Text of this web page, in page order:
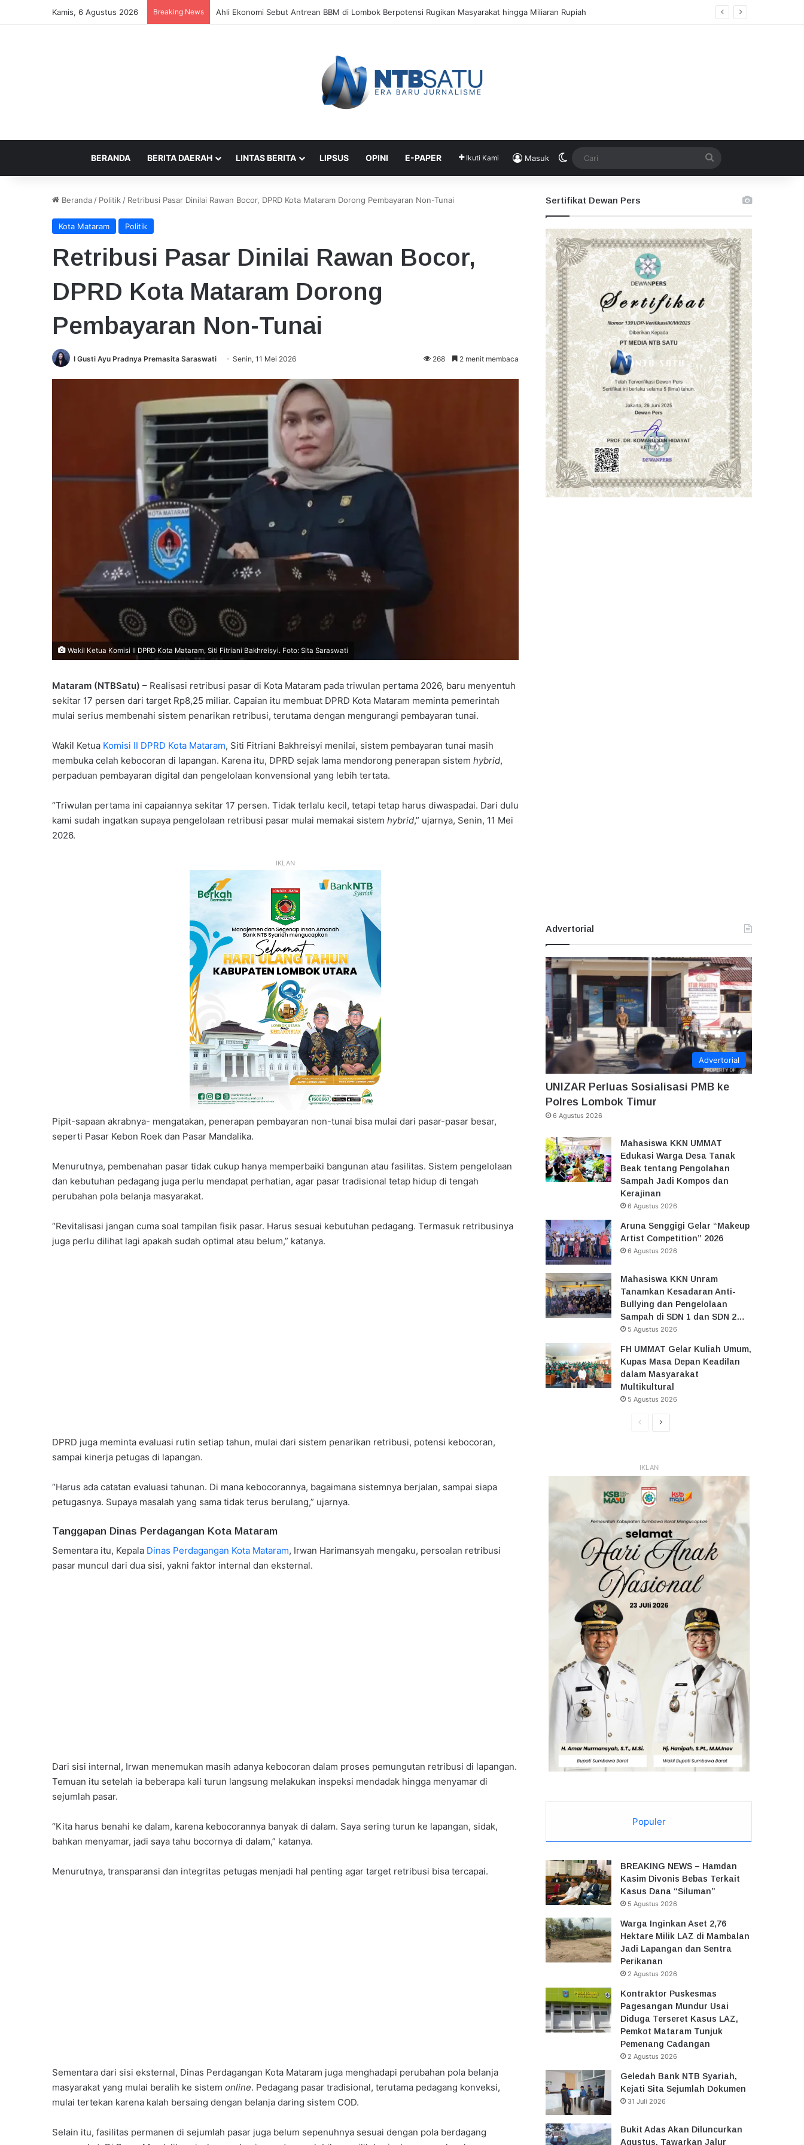
Kamis, 6 Agustus 2026 Breaking News Pemkot Bima Perketat Pengawasan Proyek Gedung Rawat Inap RSUD
BERANDA BERITA DAERAH LINTAS BERITA LIPSUS OPINI E-PAPER Ikuti Kami Masuk Switch skin
Beranda / Politik / Retribusi Pasar Dinilai Rawan Bocor, DPRD Kota Mataram Dorong Pembayaran Non-Tunai
Kota Mataram Politik
Retribusi Pasar Dinilai Rawan Bocor,
DPRD Kota Mataram Dorong
Pembayaran Non-Tunai
I Gusti Ayu Pradnya Premasita Saraswati Senin, 11 Mei 2026 268 2 menit membaca
Wakil Ketua Komisi II DPRD Kota Mataram, Siti Fitriani Bakhreisyi. Foto: Sita Saraswati
Mataram (NTBSatu) – Realisasi retribusi pasar di Kota Mataram pada triwulan pertama 2026, baru menyentuh
sekitar 17 persen dari target Rp8,25 miliar. Capaian itu membuat DPRD Kota Mataram meminta pemerintah
mulai serius membenahi sistem penarikan retribusi, terutama dengan mengurangi pembayaran tunai.
Wakil Ketua Komisi II DPRD Kota Mataram, Siti Fitriani Bakhreisyi menilai, sistem pembayaran tunai masih
membuka celah kebocoran di lapangan. Karena itu, DPRD sejak lama mendorong penerapan sistem hybrid,
perpaduan pembayaran digital dan pengelolaan konvensional yang lebih tertata.
“Triwulan pertama ini capaiannya sekitar 17 persen. Tidak terlalu kecil, tetapi tetap harus diwaspadai. Dari dulu
kami sudah ingatkan supaya pengelolaan retribusi pasar mulai memakai sistem hybrid,” ujarnya, Senin, 11 Mei
2026.
IKLAN
Pipit-sapaan akrabnya- mengatakan, penerapan pembayaran non-tunai bisa mulai dari pasar-pasar besar,
seperti Pasar Kebon Roek dan Pasar Mandalika.
Menurutnya, pembenahan pasar tidak cukup hanya memperbaiki bangunan atau fasilitas. Sistem pengelolaan
dan kebutuhan pedagang juga perlu mendapat perhatian, agar pasar tradisional tetap hidup di tengah
perubahan pola belanja masyarakat.
“Revitalisasi jangan cuma soal tampilan fisik pasar. Harus sesuai kebutuhan pedagang. Termasuk retribusinya
juga perlu dilihat lagi apakah sudah optimal atau belum,” katanya.
DPRD juga meminta evaluasi rutin setiap tahun, mulai dari sistem penarikan retribusi, potensi kebocoran,
sampai kinerja petugas di lapangan.
“Harus ada catatan evaluasi tahunan. Di mana kebocorannya, bagaimana sistemnya berjalan, sampai siapa
petugasnya. Supaya masalah yang sama tidak terus berulang,” ujarnya.
Tanggapan Dinas Perdagangan Kota Mataram
Sementara itu, Kepala Dinas Perdagangan Kota Mataram, Irwan Harimansyah mengaku, persoalan retribusi
pasar muncul dari dua sisi, yakni faktor internal dan eksternal.
Dari sisi internal, Irwan menemukan masih adanya kebocoran dalam proses pemungutan retribusi di lapangan.
Temuan itu setelah ia beberapa kali turun langsung melakukan inspeksi mendadak hingga menyamar di
sejumlah pasar.
“Kita harus benahi ke dalam, karena kebocorannya banyak di dalam. Saya sering turun ke lapangan, sidak,
bahkan menyamar, jadi saya tahu bocornya di dalam,” katanya.
Menurutnya, transparansi dan integritas petugas menjadi hal penting agar target retribusi bisa tercapai.
Sementara dari sisi eksternal, Dinas Perdagangan Kota Mataram juga menghadapi perubahan pola belanja
masyarakat yang mulai beralih ke sistem online. Pedagang pasar tradisional, terutama pedagang konveksi,
mulai tertekan karena kalah bersaing dengan belanja daring sistem COD.
Selain itu, fasilitas permanen di sejumlah pasar juga belum sepenuhnya sesuai dengan pola berdagang
Sertifikat Dewan Pers
Advertorial
Advertorial
UNIZAR Perluas Sosialisasi PMB ke
Polres Lombok Timur
6 Agustus 2026
Mahasiswa KKN UMMAT
Edukasi Warga Desa Tanak
Beak tentang Pengolahan
Sampah Jadi Kompos dan
Kerajinan
6 Agustus 2026
Aruna Senggigi Gelar “Makeup
Artist Competition” 2026
6 Agustus 2026
Mahasiswa KKN Unram
Tanamkan Kesadaran Anti-
Bullying dan Pengelolaan
Sampah di SDN 1 dan SDN 2…
5 Agustus 2026
FH UMMAT Gelar Kuliah Umum,
Kupas Masa Depan Keadilan
dalam Masyarakat
Multikultural
5 Agustus 2026
HalamanHalaman
IKLAN
Populer
BREAKING NEWS – Hamdan
Kasim Divonis Bebas Terkait
Kasus Dana “Siluman”
5 Agustus 2026
Warga Inginkan Aset 2,76
Hektare Milik LAZ di Mambalan
Jadi Lapangan dan Sentra
Perikanan
2 Agustus 2026
Kontraktor Puskesmas
Pagesangan Mundur Usai
Diduga Terseret Kasus LAZ,
Pemkot Mataram Tunjuk
Pemenang Cadangan
2 Agustus 2026
Geledah Bank NTB Syariah,
Kejati Sita Sejumlah Dokumen
31 Juli 2026
Bukit Adas Akan Diluncurkan
Agustus, Tawarkan Jalur